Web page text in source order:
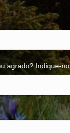
agrado? Indique-